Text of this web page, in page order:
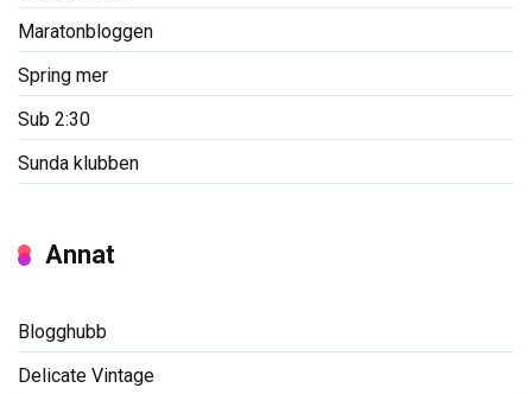
Maratonbloggen
Spring mer
Sub 2:30
Sunda klubben
Annat
Blogghubb
Delicate Vintage